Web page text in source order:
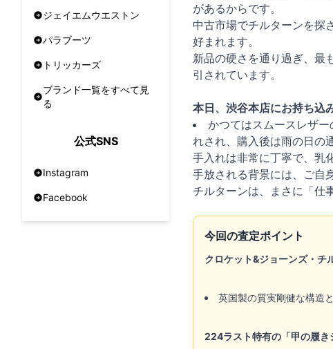
ジェイエムウエストン
パラブーツ
トリッカーズ
ブランド一覧をすべて見
る
公式SNS
Instagram
Facebook
があるからです。
中古市場でチルターンを探
好まれます。
新品の硬さを通り過ぎ、最
引されています。
本日、渋谷本店にお持ち込
かつてはスムースレザ
れされ、購入後は雨の日の
手入れは非常に丁寧で、乳
手放される背景には、ご自
チルターンは、まさに「仕
今回の査定ポイント
クロケット&ジョーンズ・チ
英国製の質実剛健な構造
224ラスト特有の「甲の履き